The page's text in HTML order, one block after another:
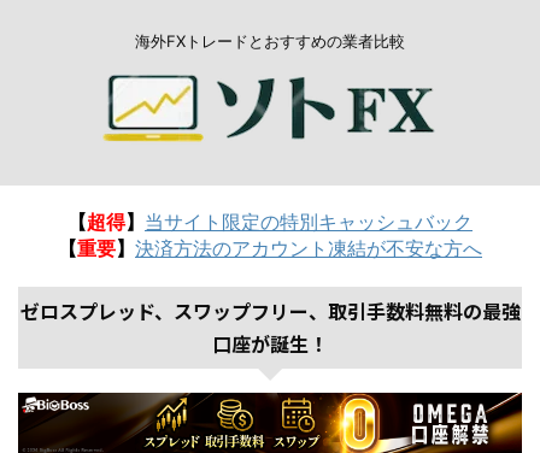
海外FXトレードとおすすめの業者比較
【超得】 当サイト限定の特別キャッシュバック
【重要】 決済方法のアカウント凍結が不安な方へ
ゼロスプレッド、スワップフリー、取引手数料無料の最強
口座が誕生！